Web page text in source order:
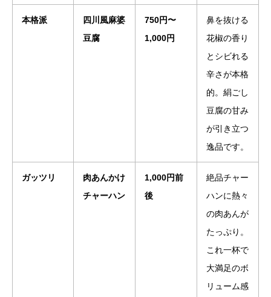
本格派
四川風麻婆
豆腐
750円〜
1,000円
鼻を抜ける
花椒の香り
とシビれる
辛さが本格
的。絹ごし
豆腐の甘み
が引き立つ
逸品です。
ガッツリ
肉あんかけ
チャーハン
1,000円前
後
絶品チャー
ハンに熱々
の肉あんが
たっぷり。
これ一杯で
大満足のボ
リューム感